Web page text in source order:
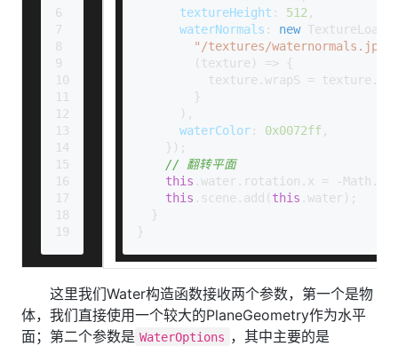
6
7
8
9
10
11
12
13
14
15
16
17
18
19
textureHeight : 512 ,
waterNormals : new
"/textures/waternormals.jpg"
(texture ) => {
          texture.
wrapS = texture.
        }
      ),
waterColor : 0x0072ff ,
    });
// 翻转平面
this .water . rotation . x = -Math .
this . scene . add (this .water);
  }
}
这里我们Water构造函数接收两个参数，第一个是物
体，我们直接使用一个较大的PlaneGeometry作为水平
面；第二个参数是 WaterOptions ，其中主要的是